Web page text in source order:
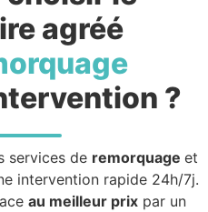
agréé
?
services de remorquage et
intervention rapide 24h/7j.
au meilleur prixpar un